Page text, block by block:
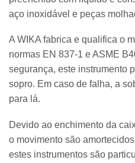
aço inoxidável e peças
A WIKA fabrica e qualifica o
normas EN 837-1 e ASME
segurança, este instrumento
sopro. Em caso de falha, a
para lá.
Devido ao enchimento da
o movimento são
estes instrumentos são